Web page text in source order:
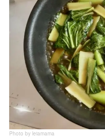
Photo by leiamama